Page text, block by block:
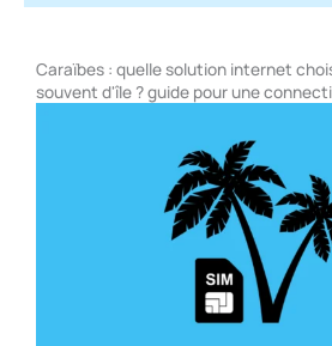
Caraïbes : quelle solution internet
souvent d'île ? guide pour une